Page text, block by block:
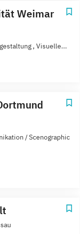
Weimar
, Visuelle...
/ Scenographic